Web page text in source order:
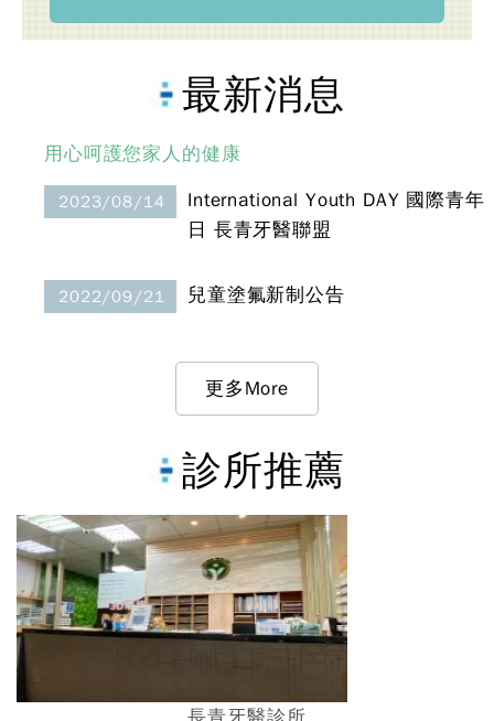
最新消息
用心呵護您家人的健康
2023/08/14
International Youth DAY 國際青年
日 長青牙醫聯盟
2022/09/21 兒童塗氟新制公告
更多More
診所推薦